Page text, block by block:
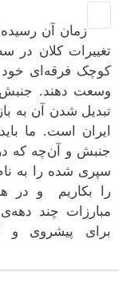
زمان آن
تغییرات کلان در
کوچک فرقه‌ای خود
وسعت دهند. جنبش
تبدیل شدن آن به
ایران است. ما
جنبش و آن‌چه که
سپری شده را به
را بکاریم و در
مبارزات چند
برای پیشروی و